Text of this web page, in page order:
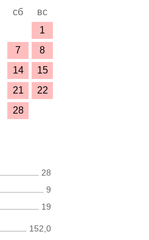
сб
вс
1
7
8
14
15
21
22
28
28
9
19
152,0